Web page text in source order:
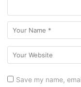
Save my name,